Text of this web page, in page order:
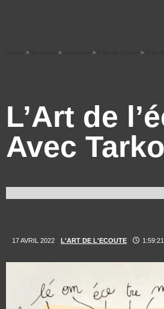
> > > >
L’Art de
Avec
17 AVRIL 2022 L'ART DE L'ECOUTE 1:59:21